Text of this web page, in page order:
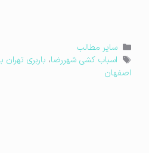
دسته‌ها
سایر مطالب
برچسب‌ها
اسباب کشی شهررضا،باربری تهران به
اصفهان